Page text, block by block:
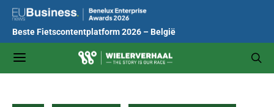
Beste Fietscontentplatform 2026 – België